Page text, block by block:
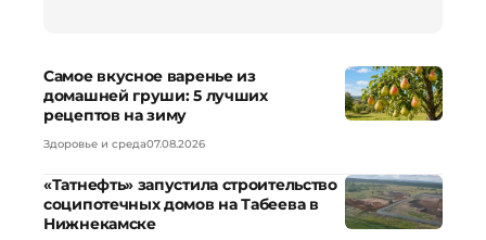
Самое вкусное варенье из
домашней груши: 5 лучших
рецептов на зиму
Здоровье и среда07.08.2026
«Татнефть» запустила строительство
соципотечных домов на Табеева в
Нижнекамске